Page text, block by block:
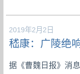
2019年2月2日
嵇康：广陵绝
据《曹魏日报》消